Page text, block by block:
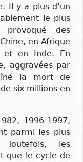
Il y a plus d’un
le plus
des
en Afrique
et en Inde. En
aggravées par
la mort de
six millions en
1996-1997,
parmi les plus
Toutefois, les
que le cycle de